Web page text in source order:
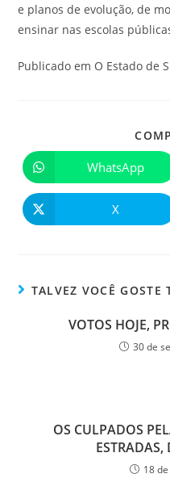
e planos de evolução, de
ensinar nas escolas
Publicado em O Estado de
WhatsApp
X
TALVEZ VOCÊ GOSTE
VOTOS HOJE,
30 de
OS CULPADOS
18